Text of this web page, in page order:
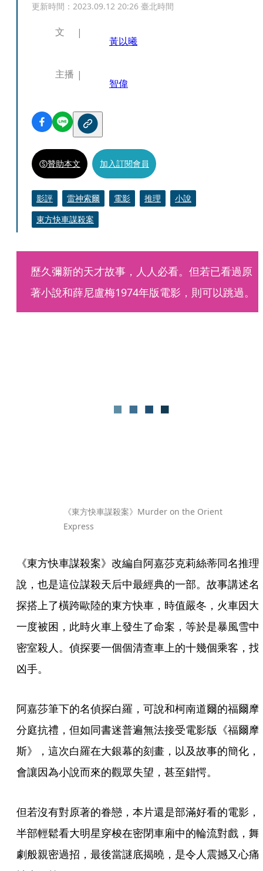
更新時間： 2023.09.12 20:26 臺北時間
文
黃以曦
主播
智偉
贊助本文 加入訂閱會員
影評 雷神索爾 電影 推理
小說
東方快車謀殺案
歷久彌新的天才故事，人人必看。但若已看過原
著小說和薛尼盧梅1974年版電影，則可以跳過。
《東方快車謀殺案》Murder on the Orient
Express
《東方快車謀殺案》改編自阿嘉莎克莉絲蒂同名推理
說，也是這位謀殺天后中最經典的一部。故事講述名
探搭上了橫跨歐陸的東方快車，時值嚴冬，火車因大
一度被困，此時火車上發生了命案，等於是暴風雪中
密室殺人。偵探要一個個清查車上的十幾個乘客，找
凶手。
阿嘉莎筆下的名偵探白羅，可說和柯南道爾的福爾摩
分庭抗禮，但如同書迷普遍無法接受電影版《福爾摩
斯》，這次白羅在大銀幕的刻畫，以及故事的簡化，
會讓因為小說而來的觀眾失望，甚至錯愕。
但若沒有對原著的眷戀，本片還是部滿好看的電影，
半部輕鬆看大明星穿梭在密閉車廂中的輪流對戲，舞
劇般親密過招，最後當謎底揭曉，是令人震撼又心痛